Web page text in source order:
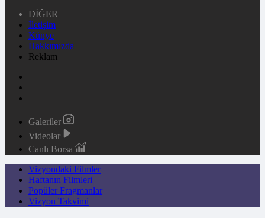
DİĞER
İletişim
Künye
Hakkımızda
Reklam
Galeriler
Videolar
Canlı Borsa
Vizyondaki Filmler
Haftanın Filmleri
Popüler Fragmanlar
Vizyon Takvimi